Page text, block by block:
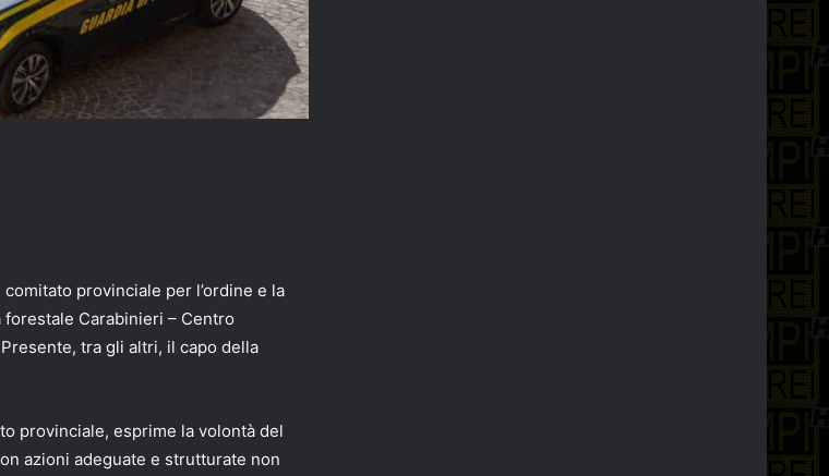
provinciale per l’ordine e la
Carabinieri – Centro
tra gli altri, il capo della
provinciale, esprime la volontà del
azioni adeguate e strutturate non